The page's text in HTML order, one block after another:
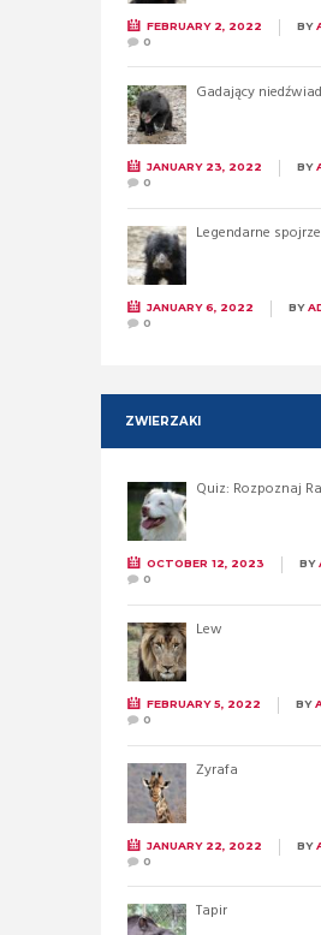
FEBRUARY 2, 2022 BY
0
Gadający
JANUARY 23, 2022 BY
0
Legendarne
JANUARY 6, 2022 BY
0
ZWIERZAKI
Quiz: Rozpoznaj
OCTOBER 12, 2023 BY
0
Lew
FEBRUARY 5, 2022 BY
0
Żyrafa
JANUARY 22, 2022 BY
0
Tapir